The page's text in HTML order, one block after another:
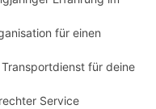
für einen
für deine
Service